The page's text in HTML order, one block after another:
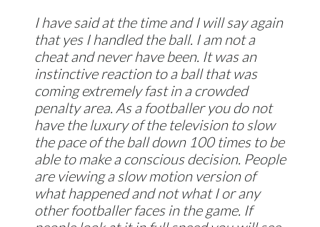
I have said at the time and I will say again
that yes I handled the ball. I am not a
cheat and never have been. It was an
instinctive reaction to a ball that was
coming extremely fast in a crowded
penalty area. As a footballer you do not
have the luxury of the television to slow
the pace of the ball down 100 times to be
able to make a conscious decision. People
are viewing a slow motion version of
what happened and not what I or any
other footballer faces in the game. If